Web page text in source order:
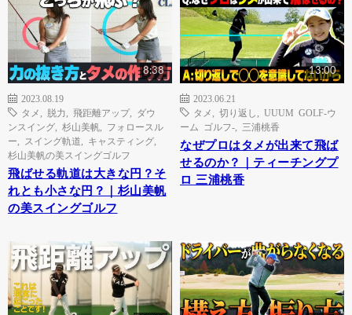
8:38
2023.08.19
タメ
脱力 飛距離アップ
ダウ
ンスイング
杉山美帆
フォロースル
ー
スイング軌道 キャスティング
杉山美帆の美スイングゴルフ
飛ばせる軌道は大きな円？そ
れとも小さな円？｜杉山美帆
の美スイングゴルフ
13:00
2023.06.21
タメ
切り返し
UUUM GOLF-ウ
ーム ゴルフ-
三浦桃香
なぜプロはタメが出来て飛ば
せるのか？｜ティーチングプ
ロ 三浦桃香